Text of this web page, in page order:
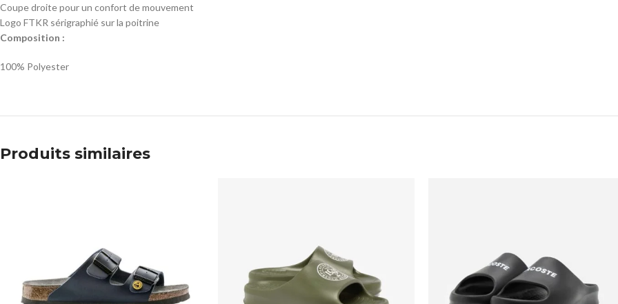
Coupe droite pour un confort de mouvement
Logo FTKR sérigraphié sur la poitrine
Composition :
100% Polyester
Produits similaires